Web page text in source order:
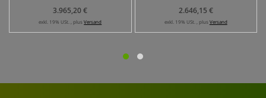
3.965,20 €
exkl. 19% USt. , plusVersand
2.646,15 €
exkl. 19% USt. , plus Versand